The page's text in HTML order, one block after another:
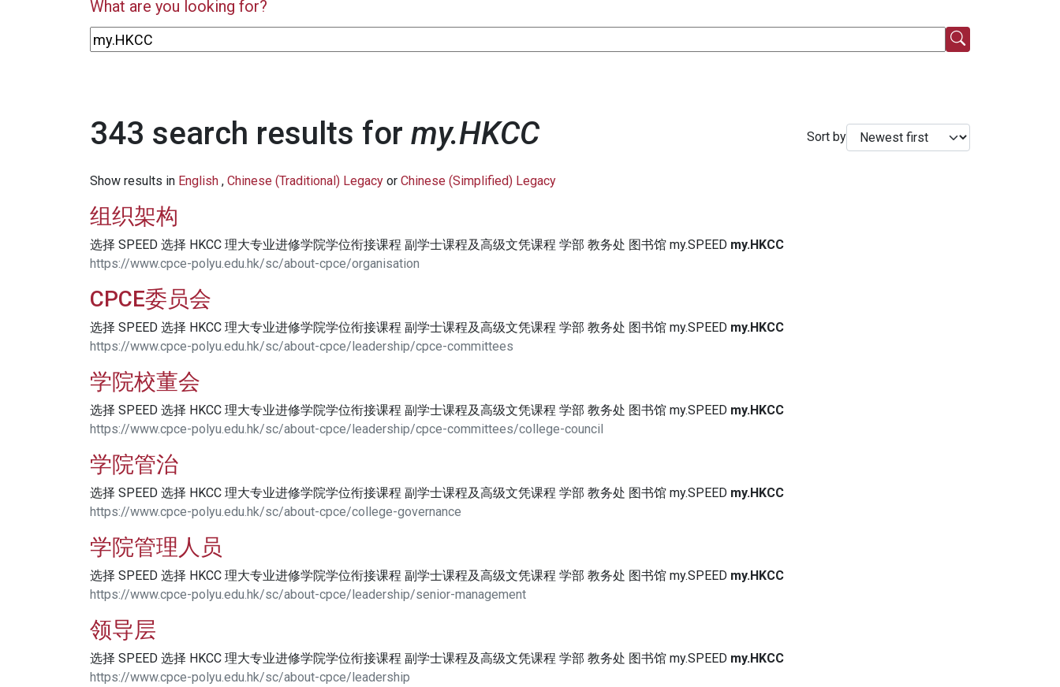
What are you looking for?
343 search results for my.HKCC Sort by
Show results in English , Chinese (Traditional) Legacy or Chinese (Simplified) Legacy
组织架构
选择 SPEED 选择 HKCC 理大专业进修学院学位衔接课程 副学士课程及高级文凭课程 学部 教务处 图书馆 my.SPEED my.HKCC
https://www.cpce-polyu.edu.hk/sc/about-cpce/organisation
CPCE委员会
选择 SPEED 选择 HKCC 理大专业进修学院学位衔接课程 副学士课程及高级文凭课程 学部 教务处 图书馆 my.SPEED my.HKCC
https://www.cpce-polyu.edu.hk/sc/about-cpce/leadership/cpce-committees
学院校董会
选择 SPEED 选择 HKCC 理大专业进修学院学位衔接课程 副学士课程及高级文凭课程 学部 教务处 图书馆 my.SPEED my.HKCC
https://www.cpce-polyu.edu.hk/sc/about-cpce/leadership/cpce-committees/college-council
学院管治
选择 SPEED 选择 HKCC 理大专业进修学院学位衔接课程 副学士课程及高级文凭课程 学部 教务处 图书馆 my.SPEED my.HKCC
https://www.cpce-polyu.edu.hk/sc/about-cpce/college-governance
学院管理人员
选择 SPEED 选择 HKCC 理大专业进修学院学位衔接课程 副学士课程及高级文凭课程 学部 教务处 图书馆 my.SPEED my.HKCC
https://www.cpce-polyu.edu.hk/sc/about-cpce/leadership/senior-management
领导层
选择 SPEED 选择 HKCC 理大专业进修学院学位衔接课程 副学士课程及高级文凭课程 学部 教务处 图书馆 my.SPEED my.HKCC
https://www.cpce-polyu.edu.hk/sc/about-cpce/leadership